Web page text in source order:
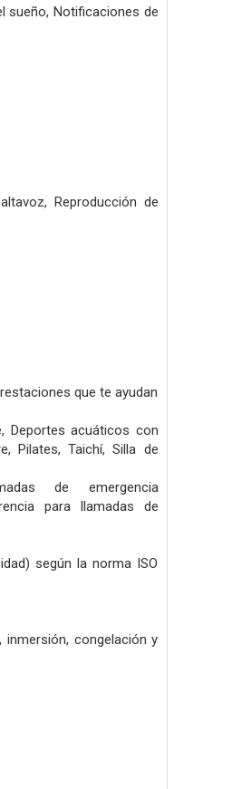
sueño, Notificaciones de
Reproducción de
que te ayudan
Deportes acuáticos con
Pilates,Taichí,Silla de
de emergencia
para llamadas de
según la norma ISO
congelación y